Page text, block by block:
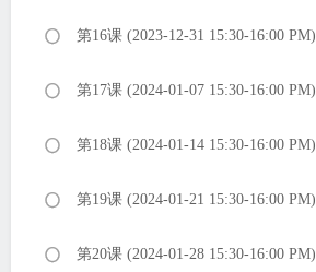
第16课 (2023-12-31 15:30-16:00 PM)
第17课 (2024-01-07 15:30-16:00 PM)
第18课 (2024-01-14 15:30-16:00 PM)
第19课 (2024-01-21 15:30-16:00 PM)
第20课 (2024-01-28 15:30-16:00 PM)